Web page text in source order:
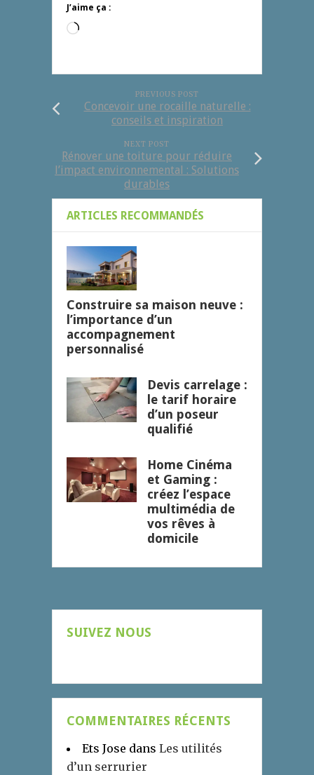
J’aime ça :
Chargement…
PREVIOUS POST
Concevoir une rocaille naturelle :
conseils et inspiration
NEXT POST
Rénover une toiture pour réduire
l’impact environnemental : Solutions
durables
ARTICLES RECOMMANDÉS
Construire sa maison neuve :
l’importance d’un
accompagnement
personnalisé
Devis carrelage :
le tarif horaire
d’un poseur
qualifié
Home Cinéma
et Gaming :
créez l’espace
multimédia de
vos rêves à
domicile
SUIVEZ NOUS
COMMENTAIRES RÉCENTS
Ets Jose dans Les utilités
d’un serrurier